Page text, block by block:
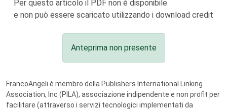
Per questo articolo il PDF non è disponibile
e non può essere scaricato utilizzando i download credit
Anteprima non presente
FrancoAngeli è membro della Publishers International Linking
Association, Inc (PILA), associazione indipendente e non profit per
facilitare (attraverso i servizi tecnologici implementati da